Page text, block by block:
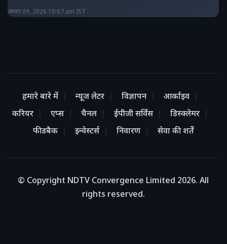
अगस्त 09, 2026 10:07 am IST
हमारे बारे में न्यूज लेटर विज्ञापन
आर्काइव
करियर
एप्स चैनल ईपीजी सर्विस
डिस्क्लेमर
फीडबैक
इन्वेस्टर्स निवारण सेवा की शर्तें
© Copyright NDTV Convergence Limited 2026. All
rights reserved.